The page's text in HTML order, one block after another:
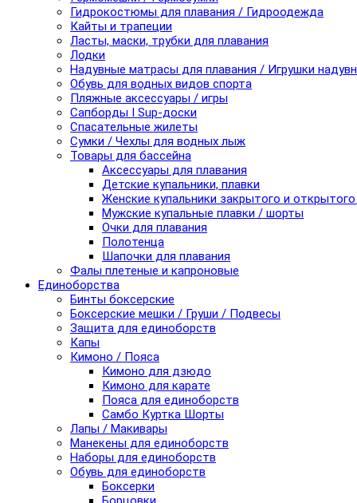
Гидрокостюмы для плавания / Гидроодежда
Кайты и трапеции
Ласты, маски, трубки для плавания
Лодки
Надувные матрасы для плавания / Игрушки
Обувь для водных видов спорта
Пляжные аксессуары / игры
Сапборды I Sup-доски
Спасательные жилеты
Сумки / Чехлы для водных лыж
Товары для бассейна
Аксессуары для плавания
Детские купальники, плавки
Женские купальники закрытого и
Мужские купальные плавки / шорты
Очки для плавания
Полотенца
Шапочки для плавания
Фалы плетеные и капроновые
Единоборства
Бинты боксерские
Боксерские мешки / Груши / Подвесы
Защита для единоборств
Капы
Кимоно / Пояса
Кимоно для дзюдо
Кимоно для карате
Пояса для единоборств
Самбо Куртка Шорты
Лапы / Макивары
Манекены для единоборств
Наборы для единоборств
Обувь для единоборств
Боксерки